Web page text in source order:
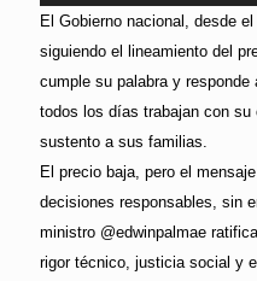
El Gobierno nacional, desde
siguiendo el lineamiento del
cumple su palabra y responde
todos los días trabajan con su
sustento a sus familias.
El precio baja, pero el
decisiones responsables, sin
ministro @edwinpalmae
rigor técnico, justicia social y